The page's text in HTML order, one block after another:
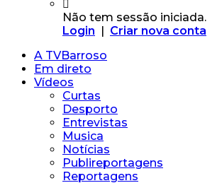
Não tem sessão iniciada.
Login
Criar nova conta
A TVBarroso
Em direto
Vídeos
Curtas
Desporto
Entrevistas
Musica
Notícias
Publireportagens
Reportagens